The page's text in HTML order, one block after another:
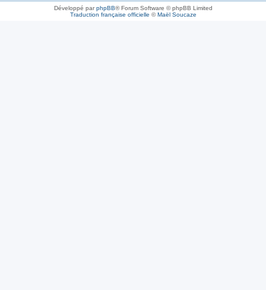
Développé parphpBB® Forum Software © phpBB Limited
Traduction française officielle ©Maël Soucaze